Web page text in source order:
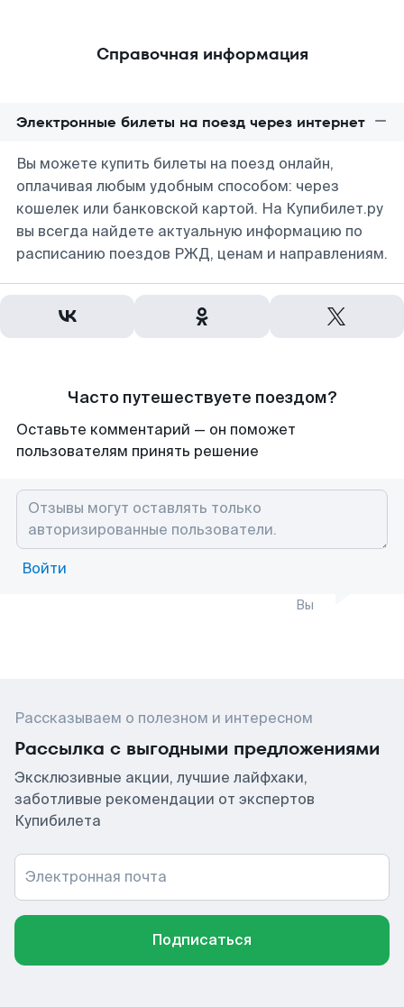
Справочная информация
Электронные билеты на поезд через интернет
Вы можете купить билеты на поезд онлайн,
оплачивая любым удобным способом: через
кошелек или банковской картой. На Купибилет.ру
вы всегда найдете актуальную информацию по
расписанию поездов РЖД, ценам и направлениям.
Часто путешествуете поездом?
Оставьте комментарий — он поможет
пользователям принять решение
Войти
Вы
Рассказываем о полезном и интересном
Рассылка с выгодными предложениями
Эксклюзивные акции, лучшие лайфхаки,
заботливые рекомендации от экспертов
Купибилета
Электронная почта
Подписаться